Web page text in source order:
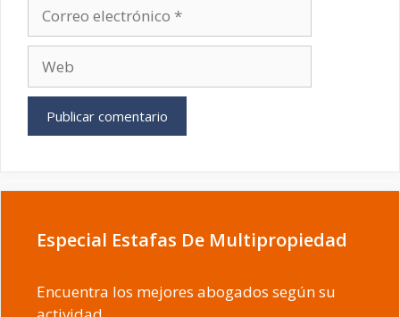
electrónico
Especial Estafas De Multipropiedad
Encuentra los mejores abogados según su